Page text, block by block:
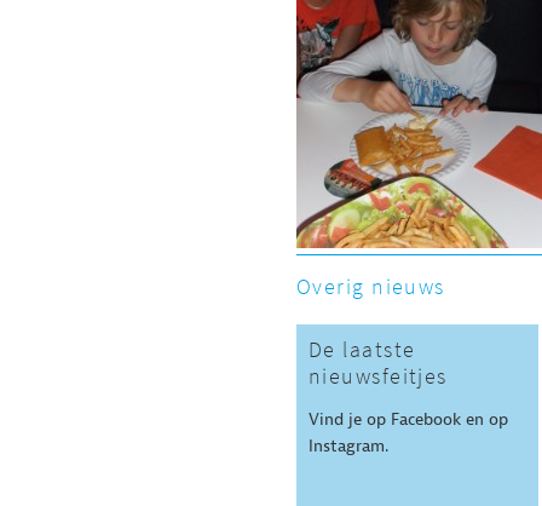
Overig nieuws
De laatste
nieuwsfeitjes
Vind je op Facebook en op
Instagram.